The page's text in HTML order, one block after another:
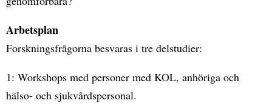
Arbetsplan
Forskningsfrågorna besvaras i tre delstudier:
1: Workshops med personer med KOL, anhöriga och
hälso- och sjukvårdspersonal.